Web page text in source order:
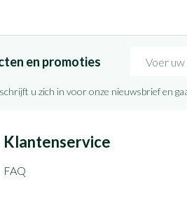
en promoties
u zich in voor onze nieuwsbrief en
Klantenservice
FAQ